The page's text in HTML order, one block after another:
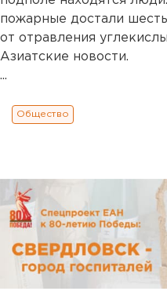
пожарные достали
от отравления
Азиатские новости.
...
Общество